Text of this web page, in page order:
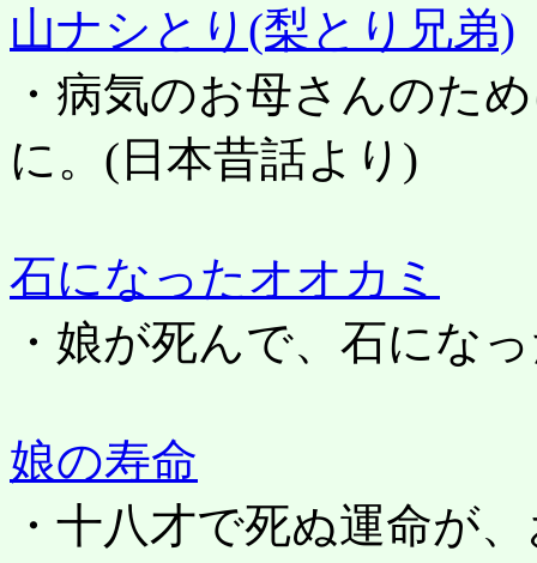
山ナシとり(梨とり兄弟)
・病気のお母さんのた
に。(日本昔話より)
石になったオオカミ
・娘が死んで、石にな
娘の寿命
・十八才で死ぬ運命が